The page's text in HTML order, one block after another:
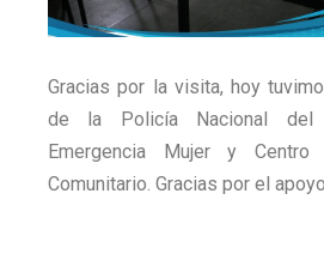
Gracias por la visita, hoy
de la Policía Nacional del
Emergencia Mujer y
Comunitario. Gracias por el apoyo.